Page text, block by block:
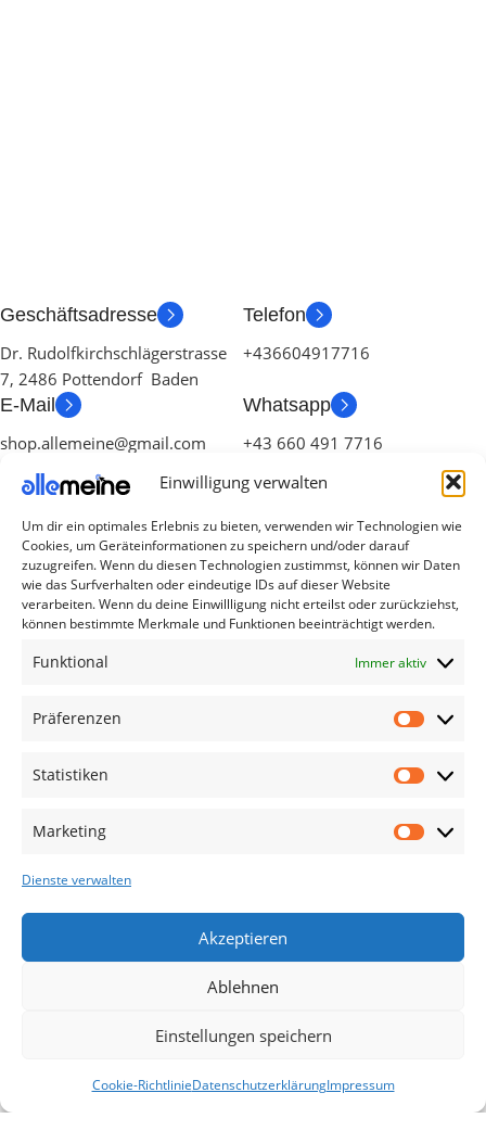
Einwilligung verwalten
Um dir ein optimales Erlebnis zu bieten, verwenden wir Technologien wie
Cookies, um Geräteinformationen zu speichern und/oder darauf
zuzugreifen. Wenn du diesen Technologien zustimmst, können wir Daten
wie das Surfverhalten oder eindeutige IDs auf dieser Website
verarbeiten. Wenn du deine Einwillligung nicht erteilst oder zurückziehst,
können bestimmte Merkmale und Funktionen beeinträchtigt werden.
Funktional Immer aktiv
Präferenzen
Statistiken
Marketing
Dienste verwalten
Akzeptieren
Ablehnen
Einstellungen speichern
Cookie-RichtlinieDatenschutzerklärungImpressum
Geschäftsadresse
Dr. Rudolfkirchschlägerstrasse
7, 2486 Pottendorf Baden
Telefon
+436604917716
E-Mail
shop.allemeine@gmail.com
Whatsapp
+43 660 491 7716
Die Produkte, die Sie wünschen, aber nicht
Welt hier.
Abonnieren Sie uns
TV Zubehör
Kontakt
Mein KontoWarenkorbVergleichen